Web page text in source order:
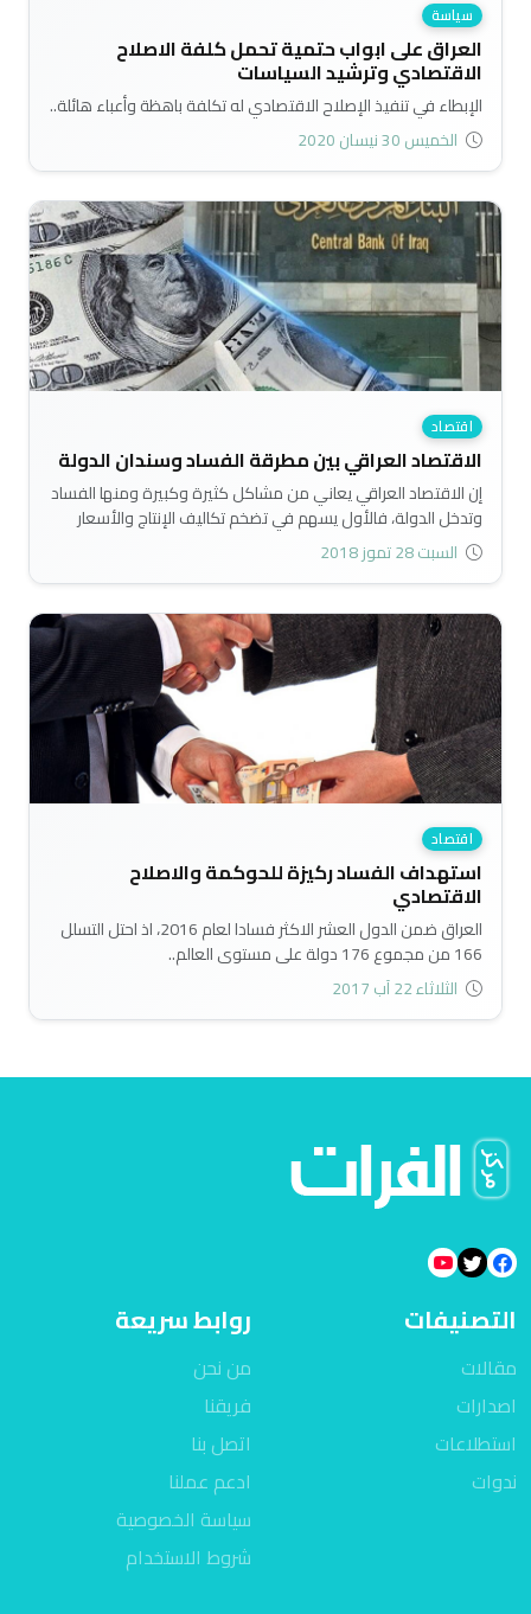
سياسة
العراق على ابواب حتمية تحمل كلفة الاصلاح
الاقتصادي وترشيد السياسات
الإبطاء في تنفيذ الإصلاح الاقتصادي له تكلفة باهظة وأعباء هائلة..
الخميس 30 نيسان 2020
اقتصاد
الاقتصاد العراقي بين مطرقة الفساد وسندان الدولة
إن الاقتصاد العراقي يعاني من مشاكل كثيرة وكبيرة ومنها الفساد
وتدخل الدولة، فالأول يسهم في تضخم تكاليف الإنتاج والأسعار
الإنفتاج على العالم الخارجي والتنافسية العالمية في ظل العولمة
التي تدعوا للحرية الاقتصادية، والثاني وهو تدخل الدولة والذي
يسهم في مزاحمة بل عرقلة إنطلاق القطاع الخاص في انتشال
الاقتصاد العراقي، من المأزق الذي يعانيه..
السبت 28 تموز 2018
اقتصاد
استهداف الفساد ركيزة للحوكمة والاصلاح
الاقتصادي
العراق ضمن الدول العشر الاكثر فسادا لعام 2016، اذ احتل التسلل
166 من مجموع 176 دولة على مستوى العالم..
الثلاثاء 22 آب 2017
التصنيفات
مقالات
اصدارات
استطلاعات
ندوات
روابط سريعة
من نحن
فريقنا
اتصل بنا
ادعم عملنا
سياسة الخصوصية
شروط الاستخدام